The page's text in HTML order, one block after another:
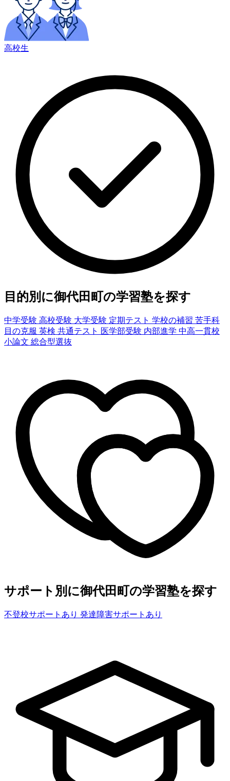
高校生
目的別に御代田町の学習塾を探す
中学受験 高校受験 大学受験 定期テスト 学校の補習 苦手科
目の克服 英検 共通テスト 医学部受験 内部進学 中高一貫校
小論文 総合型選抜
サポート別に御代田町の学習塾を探す
不登校サポートあり 発達障害サポートあり